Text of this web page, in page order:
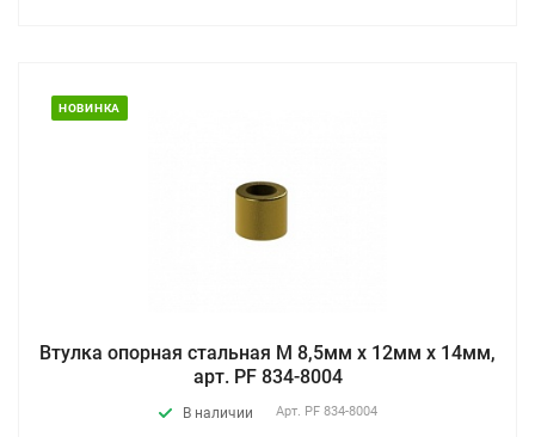
НОВИНКА
Втулка опорная стальная М 8,5мм х 12мм х 14мм,
арт. PF 834-8004
В наличии Арт. PF 834-8004